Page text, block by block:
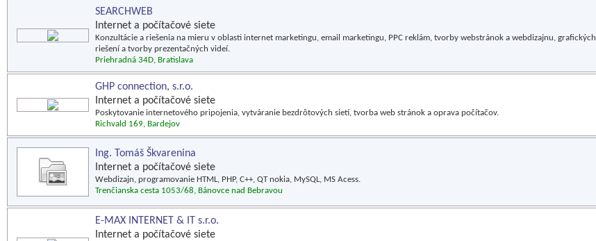
SEARCHWEB
Internet a počítačové siete
Konzultácie a riešenia na mieru v oblasti internet marketingu, email marketingu, PPC reklám, tvorby webstránok a webdizajnu, grafických
riešení a tvorby prezentačných videí.
Priehradná 34D, Bratislava
GHP connection, s.r.o.
Internet a počítačové siete
Poskytovanie internetového pripojenia, vytváranie bezdrôtových sietí, tvorba web stránok a oprava počítačov.
Richvald 169, Bardejov
Ing. Tomáš Škvarenina
Internet a počítačové siete
Webdizajn, programovanie HTML, PHP, C++, QT nokia, MySQL, MS Acess.
Trenčianska cesta 1053/68, Bánovce nad Bebravou
E-MAX INTERNET & IT s.r.o.
Internet a počítačové siete